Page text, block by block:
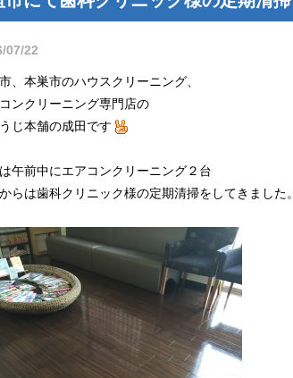
07/22
、本巣市のハウスクリーニング、
ンクリーニング専門店の
じ本舗の成田です
午前中にエアコンクリーニング２台
らは歯科クリニック様の定期清掃をしてきました。